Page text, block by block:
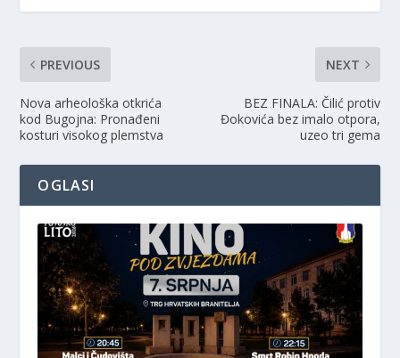
PREVIOUS
Nova arheološka otkrića
kod Bugojna: Pronađeni
kosturi visokog plemstva
NEXT
BEZ FINALA: Čilić protiv
Đokovića bez imalo otpora,
uzeo tri gema
OGLASI